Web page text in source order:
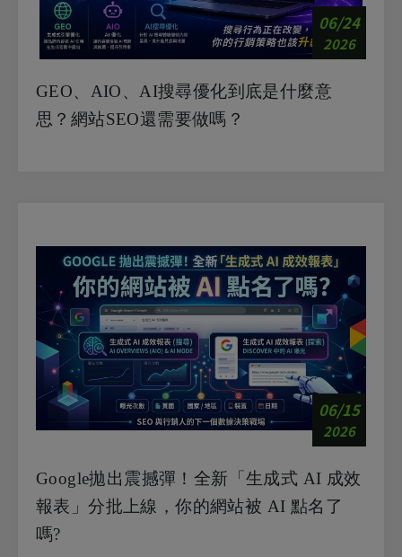
06/24
2026
GEO、AIO、AI搜尋優化到底是什麼意
思？網站SEO還需要做嗎？
06/15
2026
Google拋出震撼彈！全新「生成式 AI 成效
報表」分批上線，你的網站被 AI 點名了
嗎?